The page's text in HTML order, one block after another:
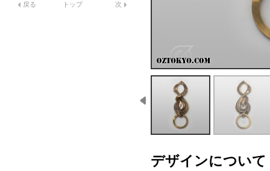
戻る トップ 次
デザインについて